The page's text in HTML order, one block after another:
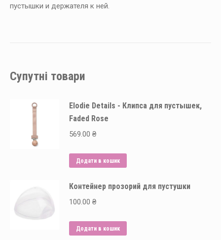
пустышки и держателя к ней.
Супутні товари
Elodie Details - Клипса для пустышек,
Faded Rose
569.00 ₴
Додати в кошик
Контейнер прозорий для пустушки
100.00 ₴
Додати в кошик